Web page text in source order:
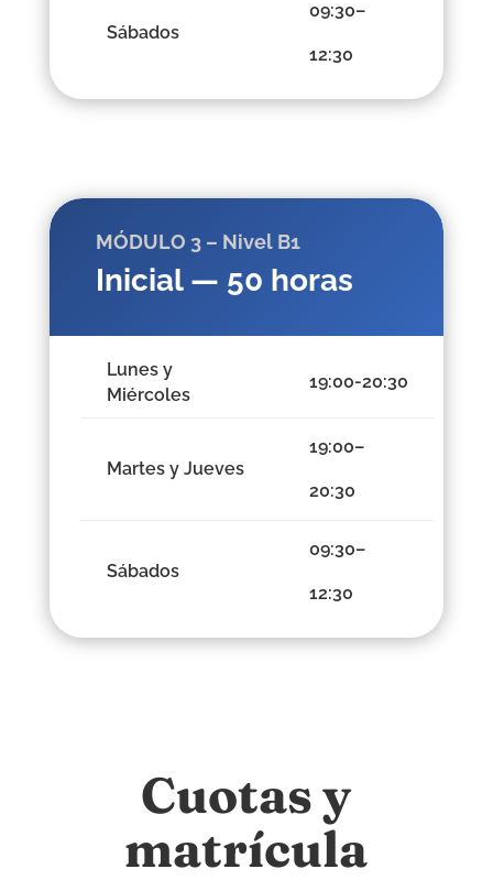
Sábados
09:30–
12:30
MÓDULO 3 – Nivel B1
Inicial — 50 horas
Lunes y
Miércoles
19:00-20:30
Martes y Jueves
19:00–
20:30
Sábados
09:30–
12:30
Cuotas y
matrícula